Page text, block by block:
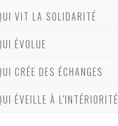
VIT LA SOLIDARITÉ
ÉVOLUE
CRÉE DES ÉCHANGES
ÉVEILLE À L'INTÉRIORITÉ